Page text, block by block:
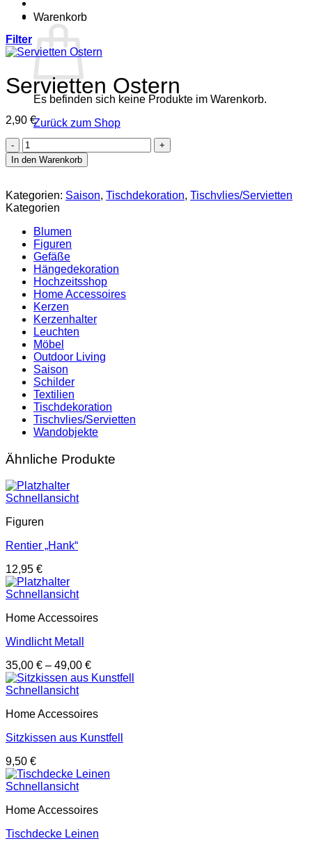
Warenkorb
Es befinden sich keine Produkte im Warenkorb.
Zurück zum Shop
Filter
Servietten Ostern
2,90 €
Servietten
Ostern
Menge
In den Warenkorb
Kategorien: Saison, Tischdekoration, Tischvlies/Servietten
Kategorien
Blumen
Figuren
Gefäße
Hängedekoration
Hochzeitsshop
Home Accessoires
Kerzen
Kerzenhalter
Leuchten
Möbel
Outdoor Living
Saison
Schilder
Textilien
Tischdekoration
Tischvlies/Servietten
Wandobjekte
Ähnliche Produkte
Schnellansicht
Figuren
Rentier „Hank“
12,95 €
Schnellansicht
Home Accessoires
Windlicht Metall
35,00 € – 49,00 €
Schnellansicht
Home Accessoires
Sitzkissen aus Kunstfell
9,50 €
Schnellansicht
Home Accessoires
Tischdecke Leinen